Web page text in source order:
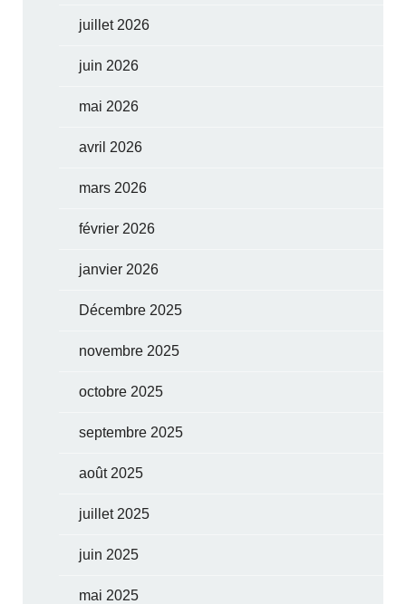
juillet 2026
juin 2026
mai 2026
avril 2026
mars 2026
février 2026
janvier 2026
Décembre 2025
novembre 2025
octobre 2025
septembre 2025
août 2025
juillet 2025
juin 2025
mai 2025